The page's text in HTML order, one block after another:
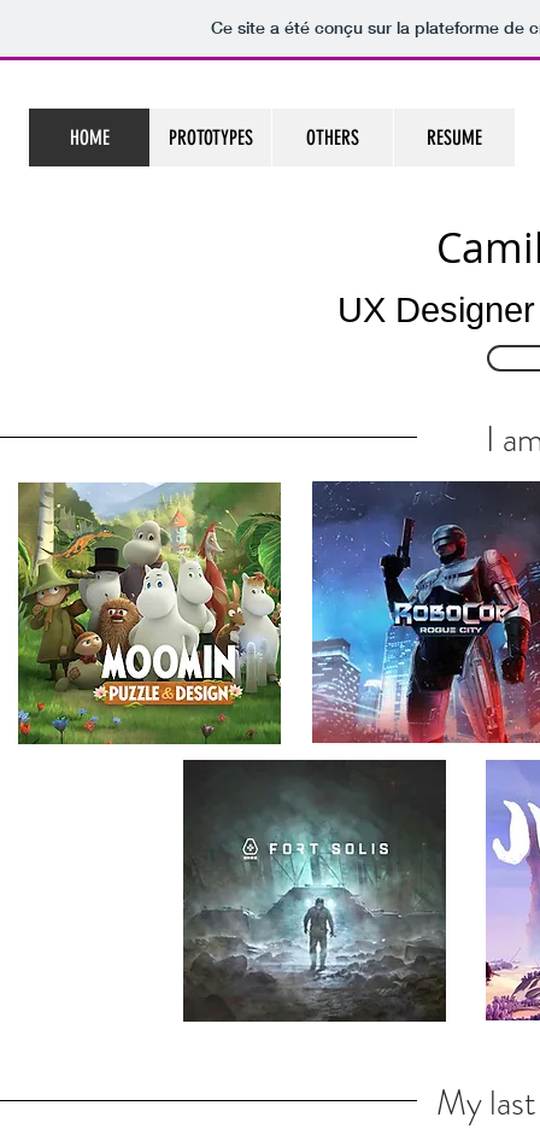
Ce site a été conçu sur la plateforme de
HOME PROTOTYPES OTHERS RESUME
UX
I
My